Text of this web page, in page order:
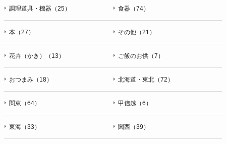
ＦＡＸ：047-401-6847
調理道具・機器（25） 食器（74）
本（27） その他（21）
花卉（かき）（13） ご飯のお供（7）
おつまみ（18） 北海道・東北（72）
関東（64） 甲信越（6）
東海（33） 関西（39）